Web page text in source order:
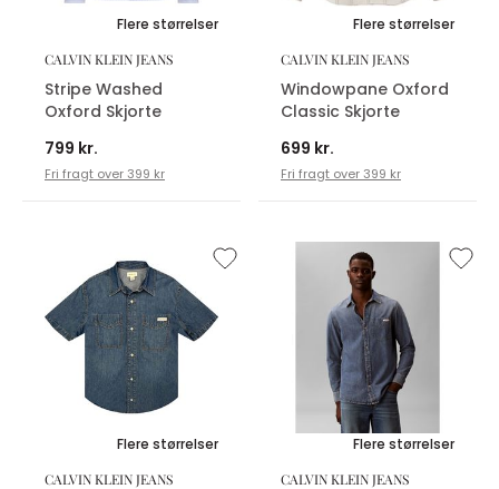
Flere størrelser
CALVIN KLEIN JEANS
Stripe Washed
Oxford Skjorte
799 kr.
Fri fragt over 399 kr
Flere størrelser
CALVIN KLEIN JEANS
Windowpane Oxford
Classic Skjorte
699 kr.
Fri fragt over 399 kr
Flere størrelser
CALVIN KLEIN JEANS
Flere størrelser
CALVIN KLEIN JEANS